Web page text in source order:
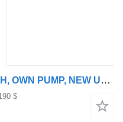
STU SEMI-TRAILER, 2x WINCH, OWN PUMP, NEW UNUSED
$